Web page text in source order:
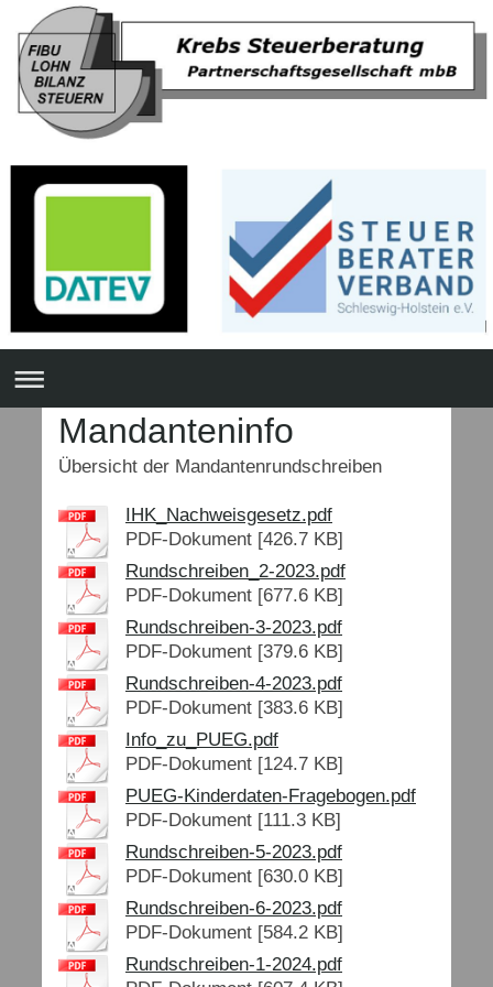
Mandanteninfo
Übersicht der Mandantenrundschreiben
IHK_Nachweisgesetz.pdf
PDF-Dokument [426.7 KB]
Rundschreiben_2-2023.pdf
PDF-Dokument [677.6 KB]
Rundschreiben-3-2023.pdf
PDF-Dokument [379.6 KB]
Rundschreiben-4-2023.pdf
PDF-Dokument [383.6 KB]
Info_zu_PUEG.pdf
PDF-Dokument [124.7 KB]
PUEG-Kinderdaten-Fragebogen.pdf
PDF-Dokument [111.3 KB]
Rundschreiben-5-2023.pdf
PDF-Dokument [630.0 KB]
Rundschreiben-6-2023.pdf
PDF-Dokument [584.2 KB]
Rundschreiben-1-2024.pdf